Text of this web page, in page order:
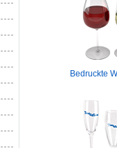
Bedruckte